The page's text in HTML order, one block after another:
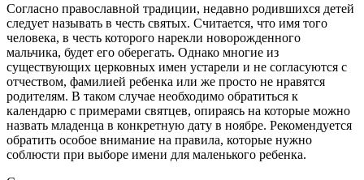
Согласно православной традиции, недавно родившихся детей
следует называть в честь святых. Считается, что имя того
человека, в честь которого нарекли новорожденного
мальчика, будет его оберегать. Однако многие из
существующих церковных имен устарели и не согласуются с
отчеством, фамилией ребенка или же просто не нравятся
родителям. В таком случае необходимо обратиться к
календарю с примерами святцев, опираясь на которые можно
назвать младенца в конкретную дату в ноябре. Рекомендуется
обратить особое внимание на правила, которые нужно
соблюсти при выборе имени для маленького ребенка.